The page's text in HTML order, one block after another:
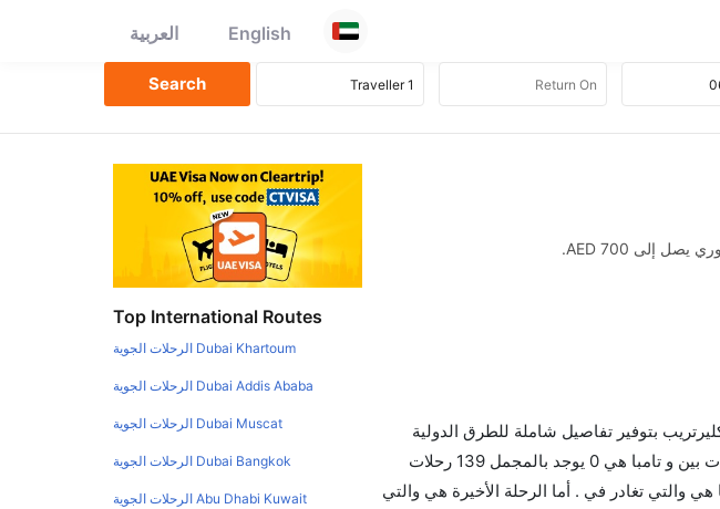
English العربية
بتوفير تفاصيل شاملة للطرق الدولية
والأسعار والأوقات في مكان واحد لجعل تجربتك سهلة ومريحة وإن الخطوط الجوية التي تسير رحلات بين و تامبا هي 0 يوجد بالمجمل 139 رحلات
والتي تغادر في . أما الرحلة الأخيرة هي والتي
Top International Routes
Dubai Khartoum الرحلات الجوية
Dubai Addis Ababa الرحلات الجوية
Dubai Muscat الرحلات الجوية
Dubai Bangkok الرحلات الجوية
Abu Dhabi Kuwait الرحلات الجوية